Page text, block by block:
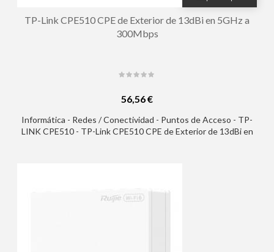
TP-Link CPE510 CPE de Exterior de 13dBi en 5GHz a
300Mbps
56,56 €
Informática - Redes / Conectividad - Puntos de Acceso - TP-
LINK CPE510 - TP-Link CPE510 CPE de Exterior de 13dBi en